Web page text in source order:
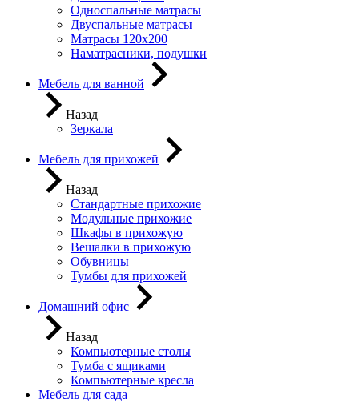
Односпальные матрасы
Двуспальные матрасы
Матрасы 120х200
Наматрасники, подушки
Мебель для ванной
Назад
Зеркала
Мебель для прихожей
Назад
Стандартные прихожие
Модульные прихожие
Шкафы в прихожую
Вешалки в прихожую
Обувницы
Тумбы для прихожей
Домашний офис
Назад
Компьютерные столы
Тумба с ящиками
Компьютерные кресла
Мебель для сада